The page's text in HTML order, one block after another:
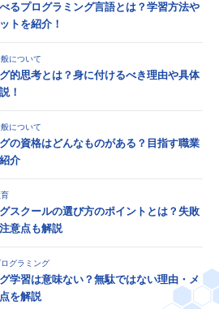
るプログラミング言語とは？学習方法や
トを紹介！
について
的思考とは？身に付けるべき理由や具体
！
について
の資格はどんなものがある？目指す職業
介
スクールの選び方のポイントとは？失敗
意点も解説
グラミング
学習は意味ない？無駄ではない理由・メ
を解説